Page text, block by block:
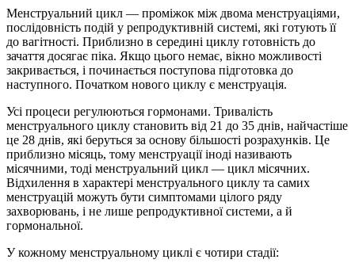
Менструальний цикл — проміжок між двома менструаціями,
послідовність подій у репродуктивній системі, які готують її
до вагітності. Приблизно в середині циклу готовність до
зачаття досягає піка. Якщо цього немає, вікно можливості
закривається, і починається поступова підготовка до
наступного. Початком нового циклу є менструація.
Усі процеси регулюються гормонами. Тривалість
менструального циклу становить від 21 до 35 днів, найчастіше
це 28 днів, які беруться за основу більшості розрахунків. Це
приблизно місяць, тому менструації іноді називають
місячними, тоді менструальний цикл — цикл місячних.
Відхилення в характері менструального циклу та самих
менструацій можуть бути симптомами цілого ряду
захворювань, і не лише репродуктивної системи, а й
гормональної.
У кожному менструальному циклі є чотири стадії: